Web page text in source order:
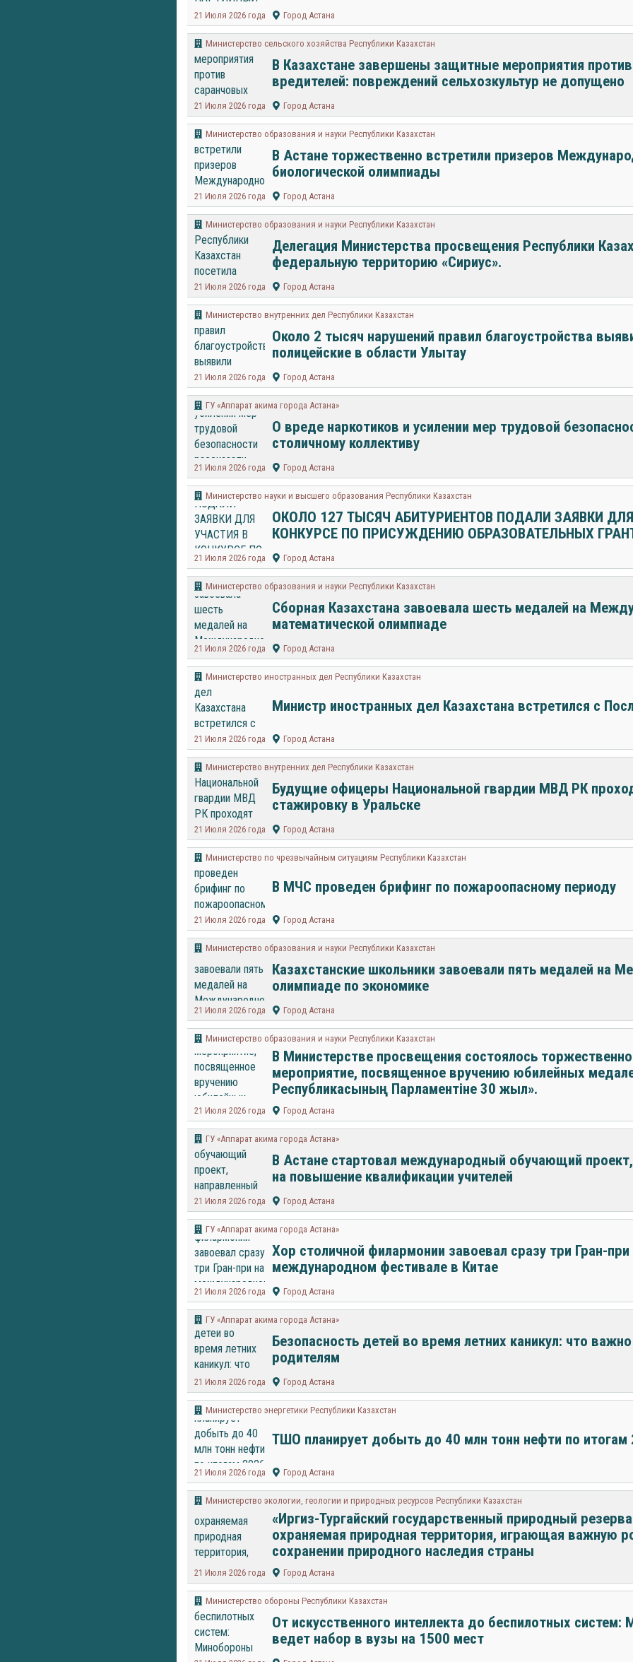
21 Июля 2026 года Город Астана
Министерство сельского хозяйства Республики Казахстан
В Казахстане завершены защитные мероприятия
вредителей: повреждений сельхозкультур не допущено
21 Июля 2026 года Город Астана
Министерство образования и науки Республики Казахстан
В Астане торжественно встретили призеров
биологической олимпиады
21 Июля 2026 года Город Астана
Министерство образования и науки Республики Казахстан
Делегация Министерства просвещения Республики
федеральную территорию «Сириус».
21 Июля 2026 года Город Астана
Министерство внутренних дел Республики Казахстан
Около 2 тысяч нарушений правил благоустройства
полицейские в области Улытау
21 Июля 2026 года Город Астана
ГУ «Аппарат акима города Астана»
О вреде наркотиков и усилении мер трудовой
столичному коллективу
21 Июля 2026 года Город Астана
Министерство науки и высшего образования Республики Казахстан
ОКОЛО 127 ТЫСЯЧ АБИТУРИЕНТОВ ПОДАЛИ ЗАЯВКИ
КОНКУРСЕ ПО ПРИСУЖДЕНИЮ ОБРАЗОВАТЕЛЬНЫХ
21 Июля 2026 года Город Астана
Министерство образования и науки Республики Казахстан
Сборная Казахстана завоевала шесть медалей на
математической олимпиаде
21 Июля 2026 года Город Астана
Министерство иностранных дел Республики Казахстан
Министр иностранных дел Казахстана встретился с
21 Июля 2026 года Город Астана
Министерство внутренних дел Республики Казахстан
Будущие офицеры Национальной гвардии МВД РК
стажировку в Уральске
21 Июля 2026 года Город Астана
Министерство по чрезвычайным ситуациям Республики Казахстан
В МЧС проведен брифинг по пожароопасному периоду
21 Июля 2026 года Город Астана
Министерство образования и науки Республики Казахстан
Казахстанские школьники завоевали пять медалей на
олимпиаде по экономике
21 Июля 2026 года Город Астана
Министерство образования и науки Республики Казахстан
В Министерстве просвещения состоялось
мероприятие, посвященное вручению юбилейных
Республикасының Парламентіне 30 жыл».
21 Июля 2026 года Город Астана
ГУ «Аппарат акима города Астана»
В Астане стартовал международный обучающий
на повышение квалификации учителей
21 Июля 2026 года Город Астана
ГУ «Аппарат акима города Астана»
Хор столичной филармонии завоевал сразу три Гран-при
международном фестивале в Китае
21 Июля 2026 года Город Астана
ГУ «Аппарат акима города Астана»
Безопасность детей во время летних каникул: что
родителям
21 Июля 2026 года Город Астана
Министерство энергетики Республики Казахстан
ТШО планирует добыть до 40 млн тонн нефти по итогам
21 Июля 2026 года Город Астана
Министерство экологии, геологии и природных ресурсов Республики Казахстан
«Иргиз-Тургайский государственный природный
охраняемая природная территория, играющая важную
сохранении природного наследия страны
21 Июля 2026 года Город Астана
Министерство обороны Республики Казахстан
От искусственного интеллекта до беспилотных
ведет набор в вузы на 1500 мест